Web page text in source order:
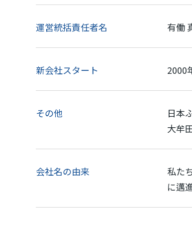
運営統括責任者名 有働
新会社スタート 2000
その他
日本
大牟
会社名の由来
私た
に邁